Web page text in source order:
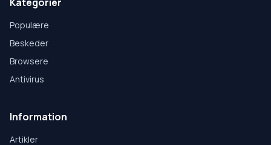
Populære
Beskeder
Browsere
Antivirus
Information
Artikler